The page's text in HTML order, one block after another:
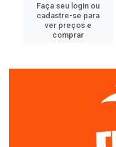
Faça seu login ou
cadastre-se para
ver preços e
comprar